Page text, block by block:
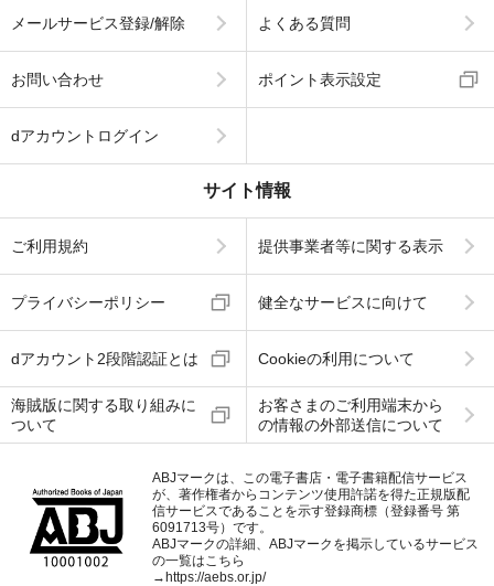
メールサービス登録/解除 よくある質問
お問い合わせ ポイント表示設定
dアカウントログイン
サイト情報
ご利用規約 提供事業者等に関する表示
プライバシーポリシー 健全なサービスに向けて
dアカウント2段階認証とは Cookieの利用について
海賊版に関する取り組みに
ついて
お客さまのご利用端末から
の情報の外部送信について
ABJマークは、この電子書店・電子書籍配信サービス
が、著作権者からコンテンツ使用許諾を得た正規版配
信サービスであることを示す登録商標（登録番号 第
6091713号）です。
ABJマークの詳細、ABJマークを掲示しているサービス
の一覧はこちら
→ https://aebs.or.jp/